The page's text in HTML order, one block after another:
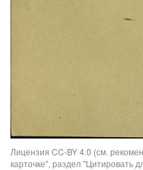
Лицензия CC-BY 4.0 (см.
карточке", раздел "Цитировать